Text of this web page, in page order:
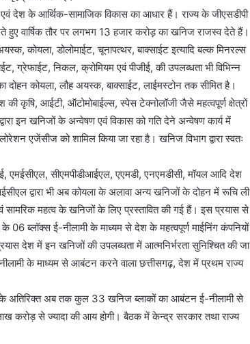
देश के आर्थिक-सामाजिक विकास का आधार हैं। राज्य के जीएसडीपी
वार्षिक तौर पर लगभग 13 हजार करोड़ का खनिज राजस्व देते हैं।
कोयला, डोलोमाईट, चूनापत्थर, बाक्साईट इत्यादि बल्क मिनरल्स
ग्रेफाईट, निकल, क्रोमियम एवं पीजीई, की उपलब्धता भी विभिन्न
दोहन कोयला, लौह अयस्क, बाक्साईट, लाईमस्टोन तक सीमित है।
कृषि, आईटी, ऑटोमोबाईल्स, स्पेस टेक्नोलॉजी जैसे महत्वपूर्ण क्षेत्रों
इन खनिजों के अन्वेषण एवं विकास को गति देने अन्वेषण कार्य में
एजेंसीज को शामिल किया जा रहा है। खनिज विभाग द्वारा स्वतः
सीएमपीडीआईएल, एएमडी, एनएमडीसी, मॉयल आदि देश
द्वारा भी अब कोयला के अलावा अन्य खनिजों के दोहन में रूचि ली
महत्व के खनिजों के लिए प्रस्तावित की गई हैं। इस प्रयास से
के 06 ब्लॉक्स ई-नीलामी के माध्यम से देश के महत्वपूर्ण माईनिंग कंपनियों
देश में इन खनिजों की उपलब्धता में आत्मनिर्भरता सुनिश्चित की जा
के माध्यम से आबंटन करने वाला छत्तीसगढ़, देश में प्रथम राज्य
के अतिरिक्त अब तक कुल 33 खनिज ब्लाकों का आबंटन ई-नीलामी से
करोड़ से ज्यादा की आय होगी। बैठक में केन्द्र सरकार तथा राज्य